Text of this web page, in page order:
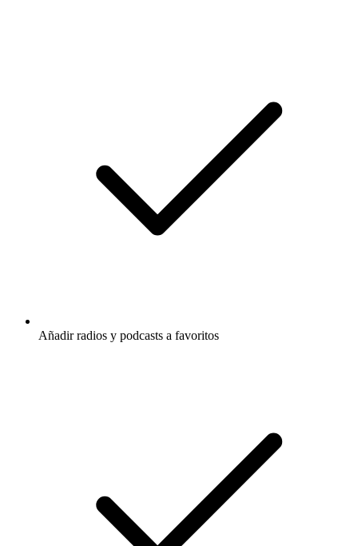
Añadir radios y podcasts a favoritos